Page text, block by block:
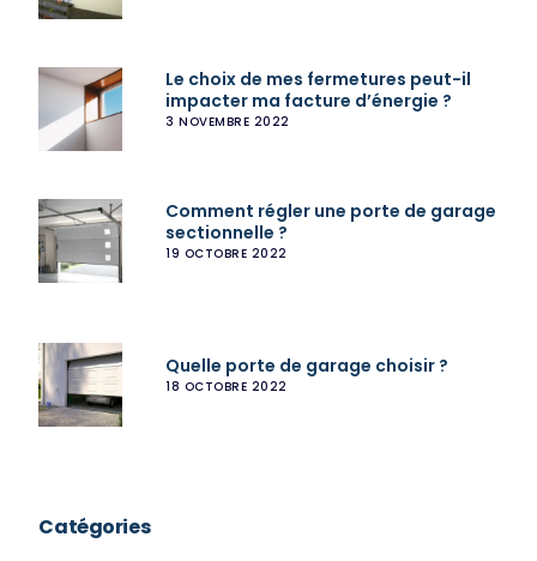
Le choix de mes fermetures peut-il
impacter ma facture d’énergie ?
3 NOVEMBRE 2022
Comment régler une porte de garage
sectionnelle ?
19 OCTOBRE 2022
Quelle porte de garage choisir ?
18 OCTOBRE 2022
Catégories